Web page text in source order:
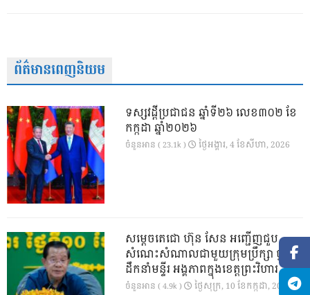
ព័ត៌មានពេញនិយម
ទស្សវដ្តីប្រជាជន ឆ្នាំទី២៦ លេខ៣០២ ខែ
កក្កដា ឆ្នាំ២០២៦
ចំនួនអាន ( 23.1k ) ថ្ងៃ​អង្គារ, 4 ខែ​សីហា, 2026
សម្តេចតេជោ ហ៊ុន សែន អញ្ជើញជួប
សំណេះសំណាលជាមួយក្រុមប្រឹក្សា ថ្នាក់
ដឹកនាំមន្ទីរ អង្គភាពក្នុងខេត្តព្រះវិហារ
ចំនួនអាន ( 4.9k ) ថ្ងៃ​សុក្រ, 10 ខែ​កក្កដា, 2026